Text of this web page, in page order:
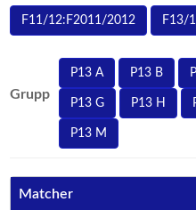
F11/12:F2011/2012 F13/
Grupp
P13 A P13 B
P13 G P13 H
P13 M
Matcher